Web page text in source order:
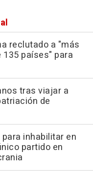
reclutado a "más
países" para
tras viajar a
de
inhabilitar en
partido en